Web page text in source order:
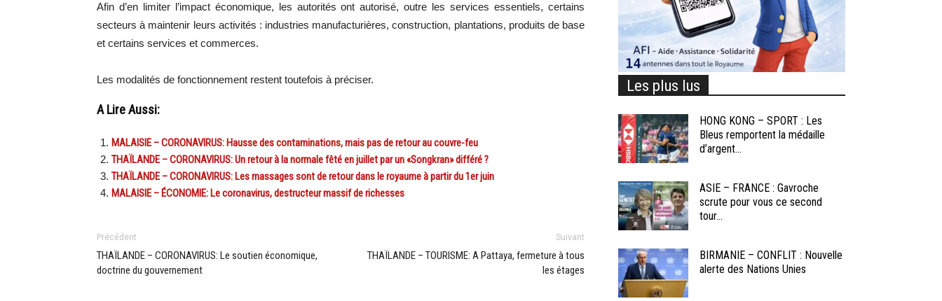
Afin d’en limiter l’impact économique, les autorités ont autorisé, outre les services essentiels, certains
secteurs à maintenir leurs activités : industries manufacturières, construction, plantations, produits de base
et certains services et commerces.
Les modalités de fonctionnement restent toutefois à préciser.
A Lire Aussi:
MALAISIE – CORONAVIRUS: Hausse des contaminations, mais pas de retour au couvre-feu
THAÏLANDE – CORONAVIRUS: Un retour à la normale fêté en juillet par un «Songkran» différé ?
THAÏLANDE – CORONAVIRUS: Les massages sont de retour dans le royaume à partir du 1er juin
MALAISIE – ÉCONOMIE: Le coronavirus, destructeur massif de richesses
Précédent
THAÏLANDE – CORONAVIRUS: Le soutien économique,
doctrine du gouvernement
Suivant
THAÏLANDE – TOURISME: A Pattaya, fermeture à tous
les étages
Les plus lus
HONG KONG – SPORT : Les
Bleus remportent la médaille
d’argent...
ASIE – FRANCE : Gavroche
scrute pour vous ce second
tour...
BIRMANIE – CONFLIT : Nouvelle
alerte des Nations Unies